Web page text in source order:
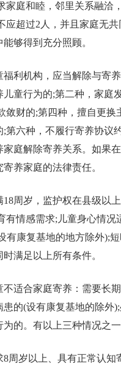
家庭和睦，邻里关系融洽
应超过2人，并且家庭无
够得到充分照顾。
利机构，应当解除与寄
童行为的;第二种，家庭
敛财的;第四种，擅自更换
第六种，不履行寄养协议
庭解除寄养关系。如果
养家庭的法律责任。
周岁，监护权在县级以
有情感需求;儿童身心情况
有康复基地的地方除外);
满足以上所有条件。
不适合家庭寄养：需要长
的(设有康复基地的除外
的。有以上三种情况之
周岁以上、具有正常认知